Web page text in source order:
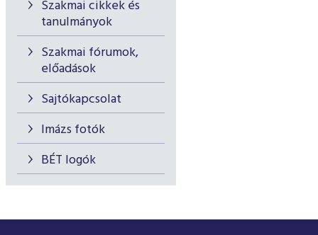
Szakmai cikkek és
tanulmányok
Szakmai fórumok,
előadások
Sajtókapcsolat
Imázs fotók
BÉT logók